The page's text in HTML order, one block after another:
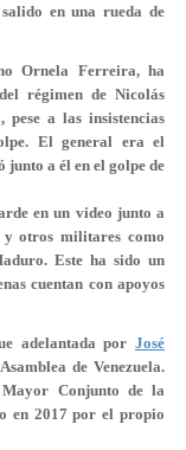
en una rueda de
Ornela Ferreira, ha
régimen de Nicolás
a las insistencias
El general era el
junto a él en el golpe de
en un video junto a
y otros militares como
Este ha sido un
cuentan con apoyos
adelantada por José
de Venezuela.
Conjunto de la
en 2017 por el propio